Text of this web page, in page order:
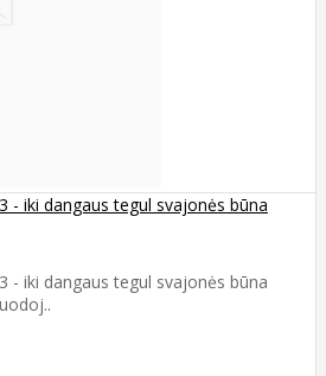
- iki dangaus tegul svajonės būna
- iki dangaus tegul svajonės būna